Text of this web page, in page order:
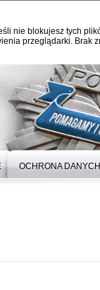
nie blokujesz tych
przeglądarki. Brak
OCHRONA DANYCH